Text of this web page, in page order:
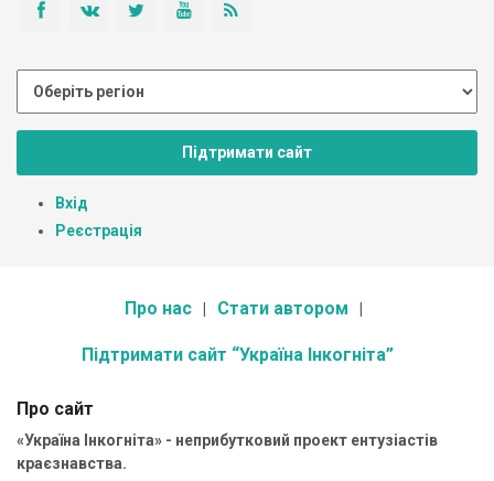
Підтримати сайт
Вхід
Реєстрація
Про нас Стати автором
Підтримати сайт “Україна Інкогніта”
Про сайт
«Україна Інкогніта» - неприбутковий проект ентузіастів
краєзнавства.